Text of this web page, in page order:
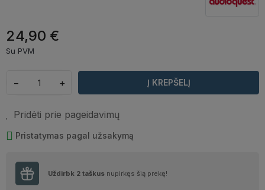
24,90 €
Su PVM
− + Į KREPŠELĮ
Pridėti prie pageidavimų
Pristatymas pagal užsakymą
Uždirbk 2 taškus nupirkęs šią prekę!